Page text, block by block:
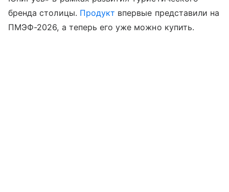
бренда столицы. Продукт впервые представили на
ПМЭФ-2026, а теперь его уже можно купить.